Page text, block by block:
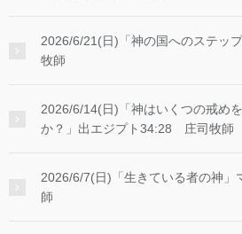
2026/6/21(日)「神の国へのステッ
牧師
2026/6/14(日)「神はいくつの戒め
か？」出エジプト34:28 庄司牧師
2026/6/7(日)「生きている者の神
師